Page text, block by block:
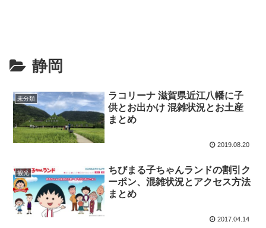
静岡
未分類
ラコリーナ 滋賀県近江八幡に子
供とお出かけ 混雑状況とお土産
まとめ
2019.08.20
観光
ちびまる子ちゃんランドの割引ク
ーポン、混雑状況とアクセス方法
まとめ
2017.04.14